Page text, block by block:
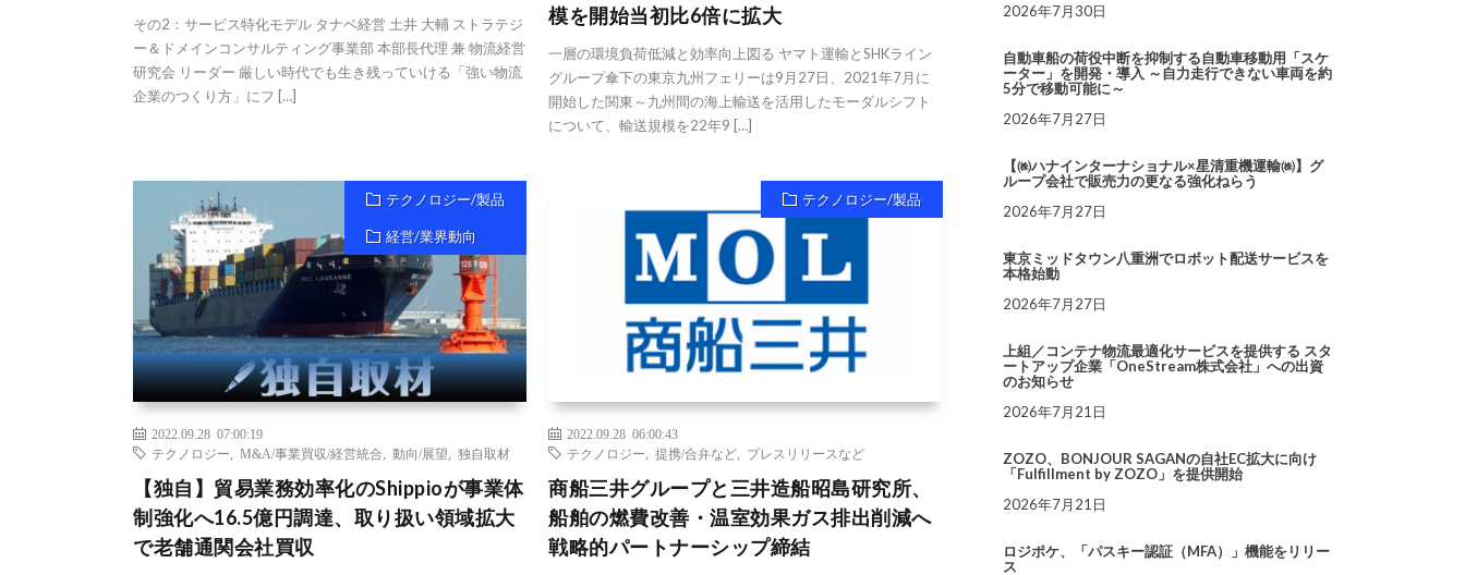
その2：サービス特化モデル タナベ経営 土井 大輔 ストラテジ
ー＆ドメインコンサルティング事業部 本部長代理 兼 物流経営
研究会 リーダー 厳しい時代でも生き残っていける「強い物流
企業のつくり方」にフ […]
模を開始当初比6倍に拡大
一層の環境負荷低減と効率向上図る ヤマト運輸とSHKライン
グループ傘下の東京九州フェリーは9月27日、2021年7月に
開始した関東～九州間の海上輸送を活用したモーダルシフト
について、輸送規模を22年9 […]
テクノロジー/製品
経営/業界動向
2022.09.28 07:00:19
テクノロジー
M&A/事業買収/経営統合 動向/展望 独自取材
【独自】貿易業務効率化のShippioが事業体
制強化へ16.5億円調達、取り扱い領域拡大
で老舗通関会社買収
テクノロジー/製品
2022.09.28 06:00:43
テクノロジー
,提携/合弁など プレスリリースなど
商船三井グループと三井造船昭島研究所、
船舶の燃費改善・温室効果ガス排出削減へ
戦略的パートナーシップ締結
2026年7月30日
自動車船の荷役中断を抑制する自動車移動用「スケ
ーター」を開発・導入 ～自力走行できない車両を約
5分で移動可能に～
2026年7月27日
【㈱ハナインターナショナル×星清重機運輸㈱】グ
ループ会社で販売力の更なる強化ねらう
2026年7月27日
東京ミッドタウン八重洲でロボット配送サービスを
本格始動
2026年7月27日
上組／コンテナ物流最適化サービスを提供する スタ
ートアップ企業「OneStream株式会社」への出資
のお知らせ
2026年7月21日
ZOZO、BONJOUR SAGANの自社EC拡大に向け
「Fulfillment by ZOZO」を提供開始
2026年7月21日
ロジポケ、「パスキー認証（MFA）」機能をリリー
ス